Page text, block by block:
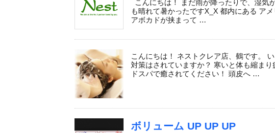
こんにちは！ まだ雨が降ったりで、湿気
も晴れて暑かったですX_X 都内にある ア
アボカドが挟まって …
こんにちは！ ネストクレア店、鶴です。
対策はされていますか？ 寒いと体も縮ま
ドスパで癒されてください！ 頭皮へ …
ボリューム UP UP UP